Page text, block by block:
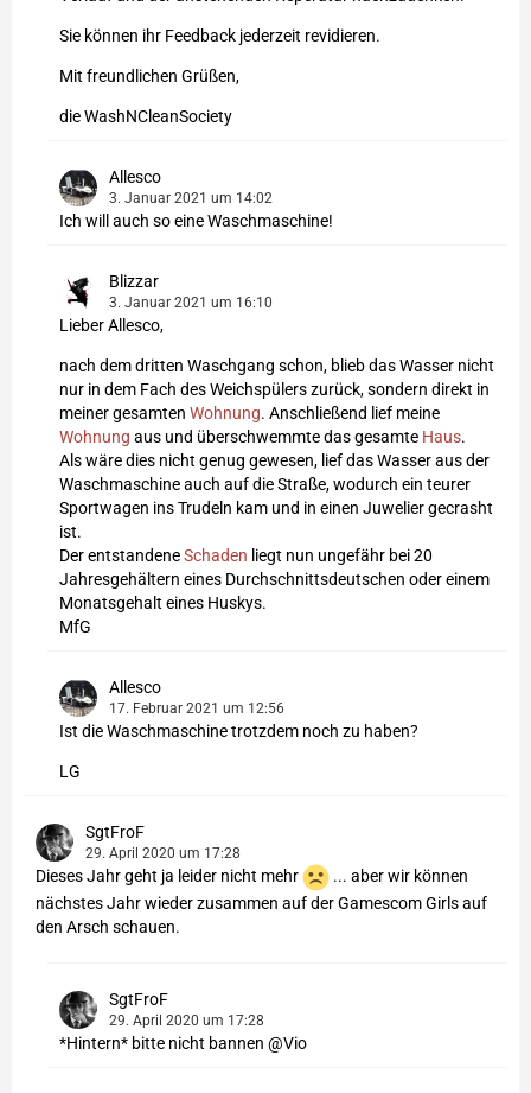
Sie können ihr Feedback jederzeit revidieren.
Mit freundlichen Grüßen,
die WashNCleanSociety
Allesco
3. Januar 2021 um 14:02
Ich will auch so eine Waschmaschine!
Blizzar
3. Januar 2021 um 16:10
Lieber Allesco,
nach dem dritten Waschgang schon, blieb das Wasser nicht
nur in dem Fach des Weichspülers zurück, sondern direkt in
meiner gesamten Wohnung. Anschließend lief meine
Wohnung aus und überschwemmte das gesamte Haus.
Als wäre dies nicht genug gewesen, lief das Wasser aus der
Waschmaschine auch auf die Straße, wodurch ein teurer
Sportwagen ins Trudeln kam und in einen Juwelier gecrasht
ist.
Der entstandeneSchaden liegt nun ungefähr bei 20
Jahresgehältern eines Durchschnittsdeutschen oder einem
Monatsgehalt eines Huskys.
MfG
Allesco
17. Februar 2021 um 12:56
Ist die Waschmaschine trotzdem noch zu haben?
LG
SgtFroF
29. April 2020 um 17:28
Dieses Jahr geht ja leider nicht mehr
... aber wir können
nächstes Jahr wieder zusammen auf der Gamescom Girls auf
den Arsch schauen.
SgtFroF
29. April 2020 um 17:28
*Hintern* bitte nicht bannen @Vio